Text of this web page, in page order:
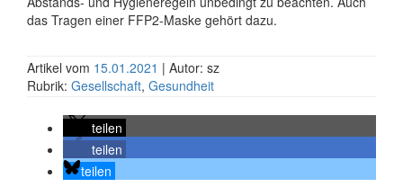
das Tragen einer FFP2-Maske gehört dazu.
Artikel vom 15.01.2021 | Autor: sz
Rubrik: Gesellschaft, Gesundheit
teilen
teilen
teilen